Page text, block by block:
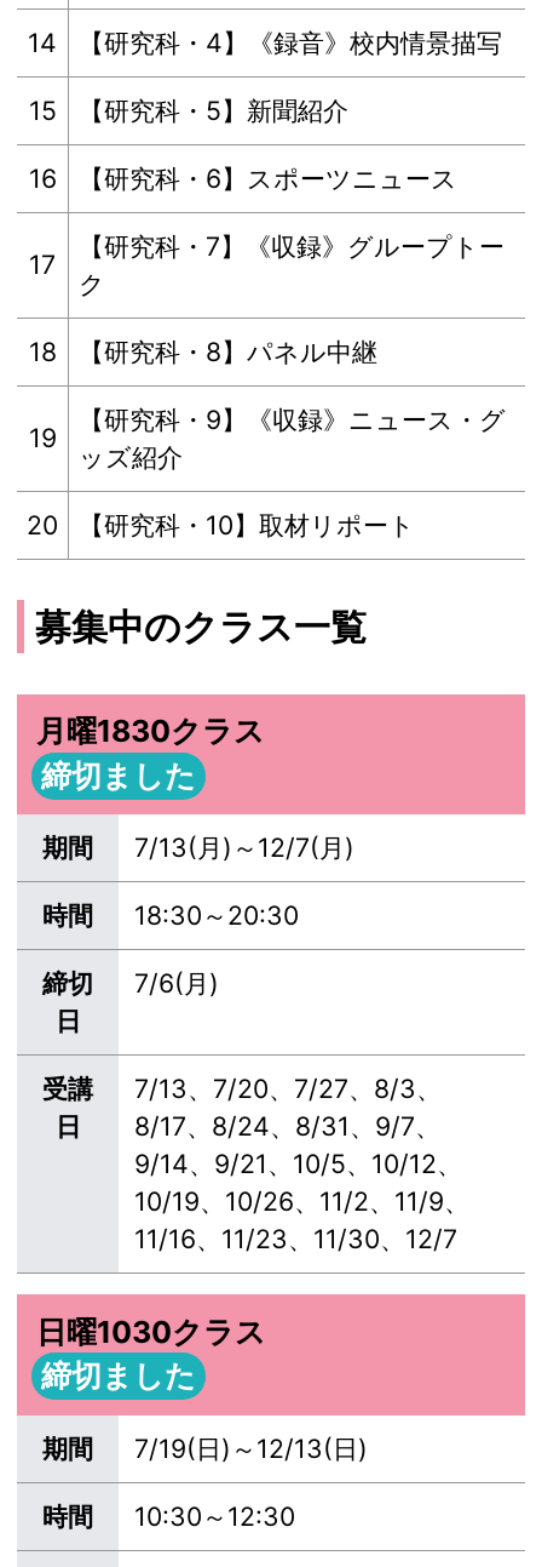
14 【研究科・4】《録音》校内情景描写
15 【研究科・5】新聞紹介
16 【研究科・6】スポーツニュース
17
【研究科・7】《収録》グループトー
ク
18 【研究科・8】パネル中継
19
【研究科・9】《収録》ニュース・グ
ッズ紹介
20 【研究科・10】取材リポート
募集中のクラス一覧
月曜1830クラス
締切ました
期間 7/13(月)～12/7(月)
時間 18:30～20:30
締切
日
7/6(月)
受講
日
7/13、7/20、7/27、8/3、
8/17、8/24、8/31、9/7、
9/14、9/21、10/5、10/12、
10/19、10/26、11/2、11/9、
11/16、11/23、11/30、12/7
日曜1030クラス
締切ました
期間 7/19(日)～12/13(日)
時間 10:30～12:30